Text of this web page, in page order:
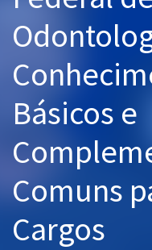
Graduação
OAB
Mentorias
Questões grátis
Aprovados
Básicos e
Comuns
Cargos